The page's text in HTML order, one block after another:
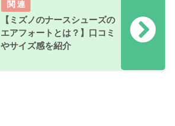
【ミズノのナースシューズの
エアフォートとは？】口コミ
やサイズ感を紹介